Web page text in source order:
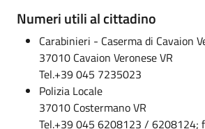
Numeri utili al cittadino
Carabinieri - Caserma di Cavaion
37010 Cavaion Veronese VR
Tel.+39 045 7235023
Polizia Locale
37010 Costermano VR
Tel.+39 045 6208123 / 6208124;